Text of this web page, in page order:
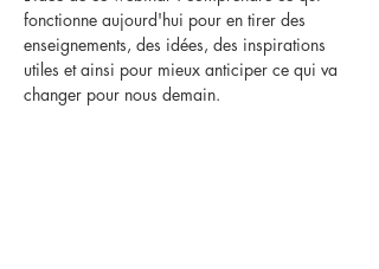
fonctionne aujourd'hui pour en tirer des
enseignements, des idées, des inspirations
utiles et ainsi pour mieux anticiper ce qui va
changer pour nous demain.